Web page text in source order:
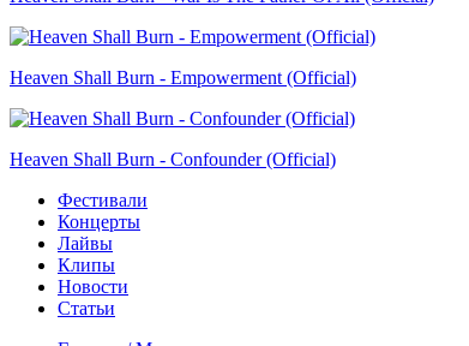
Heaven Shall Burn - Empowerment (Official)
Heaven Shall Burn - Confounder (Official)
Фестивали
Концерты
Лайвы
Клипы
Новости
Статьи